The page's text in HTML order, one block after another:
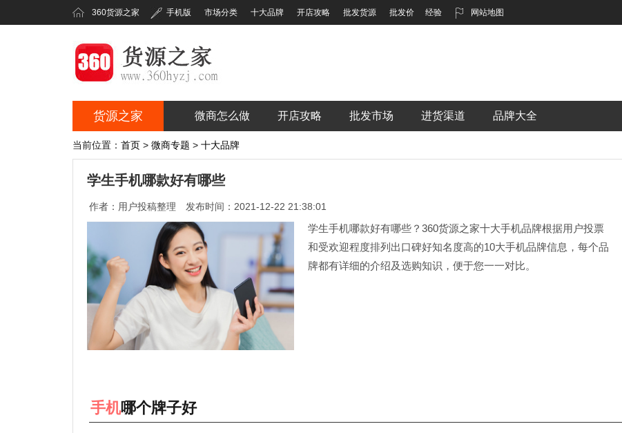
360货源之家 手机版 市场分类 十大品牌 开店攻略 批发货源 批发价 经验 网站地图
360货源之家
货源之家 微商怎么做 开店攻略 批发市场 进货渠道 品牌大全
当前位置： 首页> 微商专题 > 十大品牌
学生手机哪款好有哪些
作者：用户投稿整理 发布时间：2021-12-22 21:38:01
学生手机哪款好有哪些？360货源之家十大手机品牌根据用户投票
和受欢迎程度排列出口碑好知名度高的10大手机品牌信息，每个品
牌都有详细的介绍及选购知识，便于您一一对比。
手机哪个牌子好